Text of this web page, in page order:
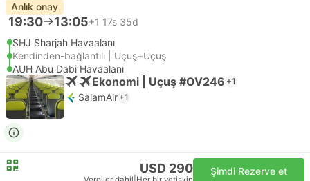
Anlık onay
19:30 13:05+1 17s 35d
SHJ Sharjah Havaalanı
Kendinden-bağlantılı | Uçuş+Uçuş
AUH Abu Dabi Havaalanı
Ekonomi | Uçuş #OV246 +1
SalamAir +1
USD 290 Şimdi Rezerve et